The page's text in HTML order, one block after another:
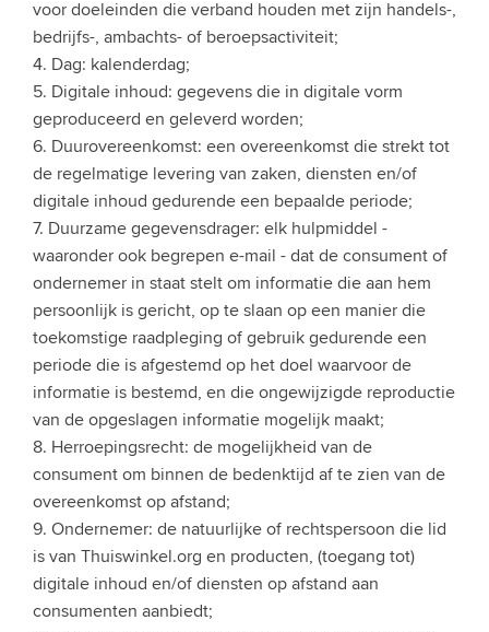
voor doeleinden die verband houden met zijn handels-,
bedrijfs-, ambachts- of beroepsactiviteit;
4. Dag: kalenderdag;
5. Digitale inhoud: gegevens die in digitale vorm
geproduceerd en geleverd worden;
6. Duurovereenkomst: een overeenkomst die strekt tot
de regelmatige levering van zaken, diensten en/of
digitale inhoud gedurende een bepaalde periode;
7. Duurzame gegevensdrager: elk hulpmiddel -
waaronder ook begrepen e-mail - dat de consument of
ondernemer in staat stelt om informatie die aan hem
persoonlijk is gericht, op te slaan op een manier die
toekomstige raadpleging of gebruik gedurende een
periode die is afgestemd op het doel waarvoor de
informatie is bestemd, en die ongewijzigde reproductie
van de opgeslagen informatie mogelijk maakt;
8. Herroepingsrecht: de mogelijkheid van de
consument om binnen de bedenktijd af te zien van de
overeenkomst op afstand;
9. Ondernemer: de natuurlijke of rechtspersoon die lid
is van Thuiswinkel.org en producten, (toegang tot)
digitale inhoud en/of diensten op afstand aan
consumenten aanbiedt;